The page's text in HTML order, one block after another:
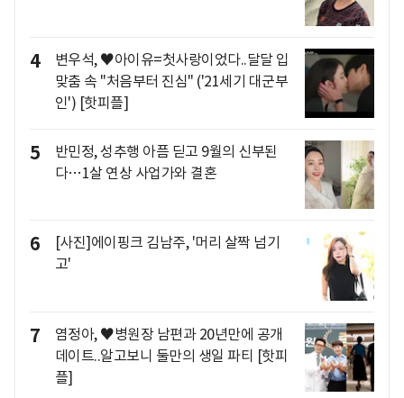
4
변우석, ♥아이유=첫사랑이었다..달달 입
맞춤 속 "처음부터 진심" ('21세기 대군부
인') [핫피플]
5
반민정, 성추행 아픔 딛고 9월의 신부된
다…1살 연상 사업가와 결혼
6
[사진]에이핑크 김남주, '머리 살짝 넘기
고'
7
염정아, ♥병원장 남편과 20년만에 공개
데이트..알고보니 둘만의 생일 파티 [핫피
플]